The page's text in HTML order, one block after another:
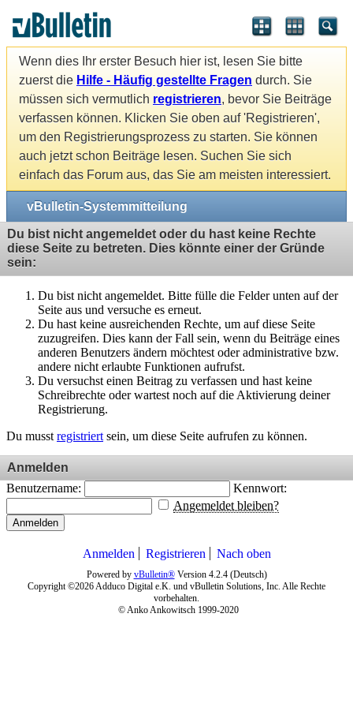
Wenn dies Ihr erster Besuch hier ist, lesen Sie bitte
zuerst die Hilfe - Häufig gestellte Fragen durch. Sie
müssen sich vermutlich registrieren, bevor Sie Beiträge
verfassen können. Klicken Sie oben auf 'Registrieren',
um den Registrierungsprozess zu starten. Sie können
auch jetzt schon Beiträge lesen. Suchen Sie sich
einfach das Forum aus, das Sie am meisten interessiert.
vBulletin-Systemmitteilung
Du bist nicht angemeldet oder du hast keine Rechte
diese Seite zu betreten. Dies könnte einer der Gründe
sein:
Du bist nicht angemeldet. Bitte fülle die Felder unten auf der
Seite aus und versuche es erneut.
Du hast keine ausreichenden Rechte, um auf diese Seite
zuzugreifen. Dies kann der Fall sein, wenn du Beiträge eines
anderen Benutzers ändern möchtest oder administrative bzw.
andere nicht erlaubte Funktionen aufrufst.
Du versuchst einen Beitrag zu verfassen und hast keine
Schreibrechte oder wartest noch auf die Aktivierung deiner
Registrierung.
Du musst registriert sein, um diese Seite aufrufen zu können.
Anmelden
Benutzername:
Kennwort:
Angemeldet bleiben?
Anmelden
Anmelden Registrieren Nach oben
Powered by vBulletin®Version 4.2.4 (Deutsch)
Copyright ©2026 Adduco Digital e.K. und vBulletin Solutions, Inc. Alle Rechte
vorbehalten.
© Anko Ankowitsch 1999-2020